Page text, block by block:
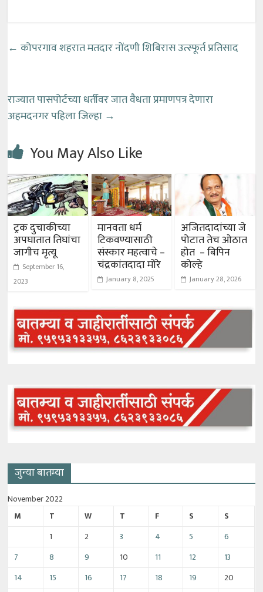
← कोपरगाव शहरात मतदार नोंदणी शिबिरास उत्स्फूर्त प्रतिसाद
राज्यात पासपोर्टच्या धर्तीवर जात वैधता प्रमाणपत्र देणारा
अहमदनगर पहिला जिल्हा →
You May Also Like
ट्रक दुचाकीच्या
अपघातात तिघांचा
जागीच मृत्यू
September 16,
2023
मानवता धर्म
टिकवण्यासाठी
संस्कार महत्वाचे –
चंद्रकांतदादा मोरे
January 8, 2025
अजितदादांच्या जे
पोटात तेच ओठात
होत – बिपिन
कोल्हे
January 28, 2026
जुन्या बातम्या
November 2022
M
T W T F S
S
1
2 3 4 5
6
7
8 9 10 11 12
13
14
15 16 17 18 19
20